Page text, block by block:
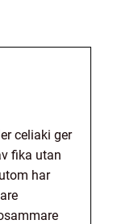
celiaki ger
fika utan
har